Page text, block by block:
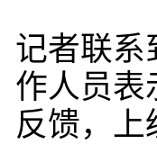
记者联系
作人员表
反馈，